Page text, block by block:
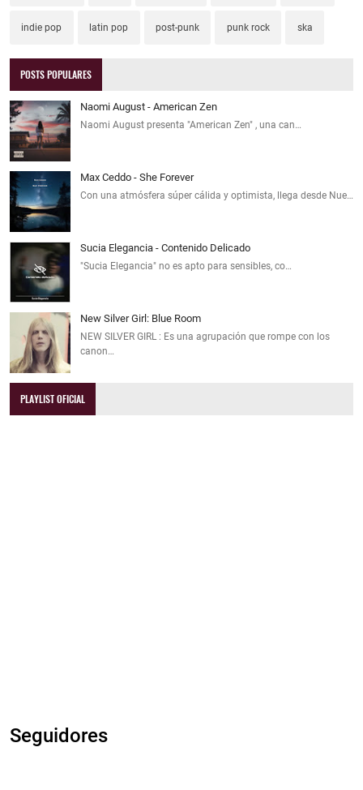
indie pop latin pop post-punk punk rock ska
POSTS POPULARES
Naomi August - American Zen
Naomi August presenta "American Zen" , una can…
Max Ceddo - She Forever
Con una atmósfera súper cálida y optimista, llega desde Nue…
Sucia Elegancia - Contenido Delicado
"Sucia Elegancia" no es apto para sensibles, co…
New Silver Girl: Blue Room
NEW SILVER GIRL : Es una agrupación que rompe con los
canon…
PLAYLIST OFICIAL
Seguidores